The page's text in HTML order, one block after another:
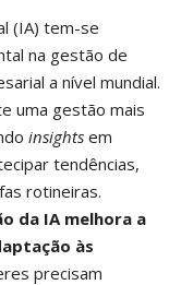
(IA) tem-se
na gestão de
a nível mundial.
uma gestão mais
insights em
tendências,
rotineiras.
da IA melhora a
às
precisam